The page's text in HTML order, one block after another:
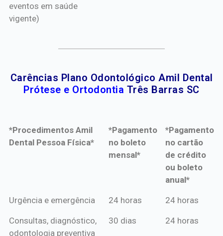
eventos em saúde
vigente)
Carências Plano Odontológico Amil Dental
Prótese e Ortodontia Três Barras SC
*Procedimentos Amil
Dental Pessoa Física*
*Pagamento
no boleto
mensal*
*Pagamento
no cartão
de crédito
ou boleto
anual*
*Procedimentos Amil
*Pagamento
mensal*
*Pagamento
de crédito
Urgência e emergência 24 horas 24 horas
Consultas, diagnóstico,
odontologia preventiva
30 dias 24 horas